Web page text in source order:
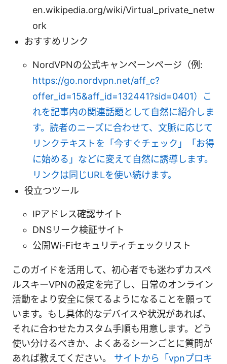
en.wikipedia.org/wiki/Virtual_private_netw
ork
おすすめリンク
NordVPNの公式キャンペーンページ（例:
https://go.nordvpn.net/aff_c?
offer_id=15&aff_id=132441?sid=0401）こ
れを記事内の関連話題として自然に紹介しま
す。読者のニーズに合わせて、文脈に応じて
リンクテキストを「今すぐチェック」「お得
に始める」などに変えて自然に誘導します。
リンクは同じURLを使い続けます。
役立つツール
IPアドレス確認サイト
DNSリーク検証サイト
公開Wi-Fiセキュリティチェックリスト
このガイドを活用して、初心者でも迷わずカスペ
ルスキーVPNの設定を完了し、日常のオンライン
活動をより安全に保てるようになることを願って
います。もし具体的なデバイスや状況があれば、
それに合わせたカスタム手順も用意します。どう
使い分けるべきか、よくあるシーンごとに質問が
あれば教えてください。 サイトから「vpnプロキ